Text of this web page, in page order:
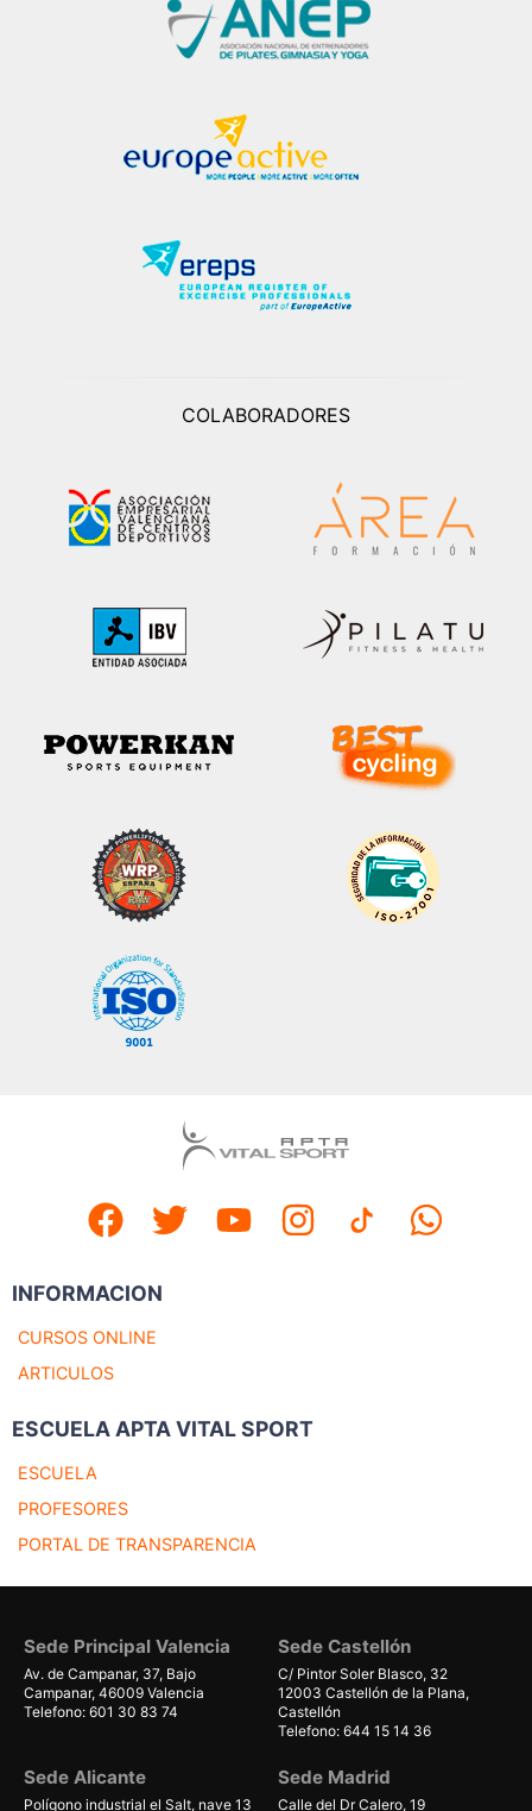
COLABORADORES
INFORMACION
CURSOS ONLINE
ARTICULOS
ESCUELA APTA VITAL SPORT
ESCUELA
PROFESORES
PORTAL DE TRANSPARENCIA
Sede Principal Valencia
Av. de Campanar, 37, Bajo
Campanar, 46009 Valencia
Telefono: 601 30 83 74
Sede Castellón
C/ Pintor Soler Blasco, 32
12003 Castellón de la Plana,
Castellón
Telefono: 644 15 14 36
Sede Alicante
Polígono industrial el Salt, nave 13
Sede Madrid
Calle del Dr Calero, 19